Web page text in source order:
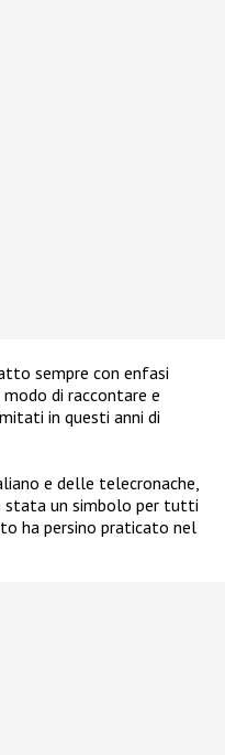
sempre con enfasi
di raccontare e
in questi anni di
e delle telecronache,
stata un simbolo per tutti
ha persino praticato nel